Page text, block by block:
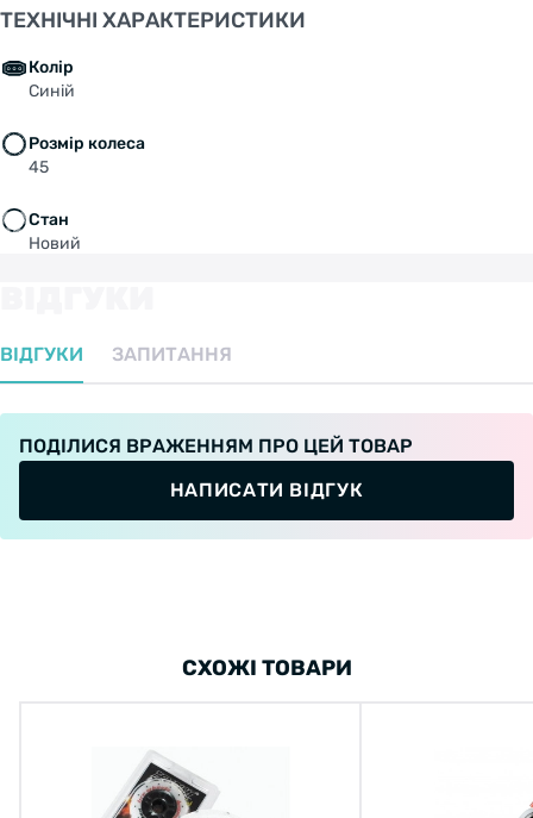
ТЕХНІЧНІ ХАРАКТЕРИСТИКИ
Колір
Синій
Розмір колеса
45
Стан
Новий
ВІДГУКИ ЗАПИТАННЯ
ПОДІЛИСЯ ВРАЖЕННЯМ ПРО ЦЕЙ ТОВАР
НАПИСАТИ ВІДГУК
СХОЖІ ТОВАРИ